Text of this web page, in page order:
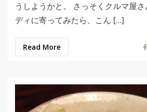
うしようかと。 さっそくクルマ屋
ディに寄ってみたら、こん […]
Read More